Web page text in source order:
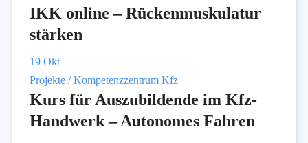
IKK online – Rückenmuskulatur
stärken
19 Okt
Projekte / Kompetenzzentrum Kfz
Kurs für Auszubildende im Kfz-
Handwerk – Autonomes Fahren